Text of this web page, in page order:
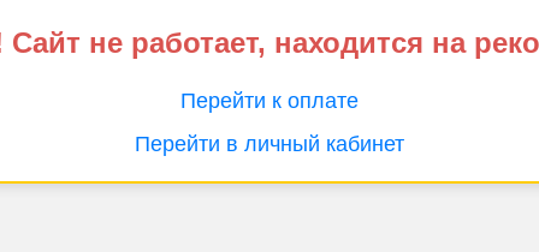
не работает, находится на
Перейти к оплате
Перейти в личный кабинет